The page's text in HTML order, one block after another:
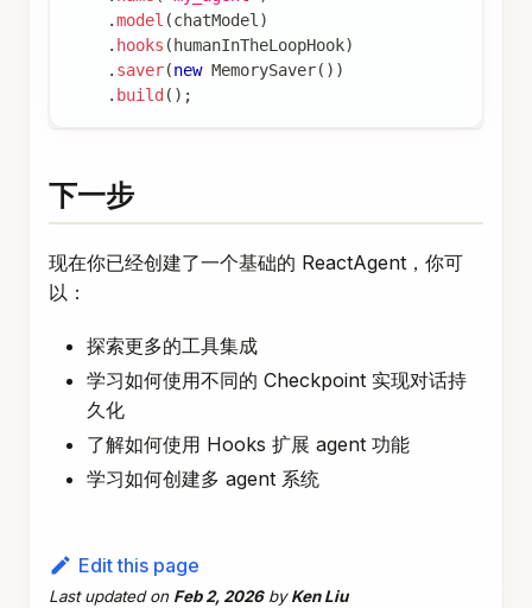
.model (chatModel )
. hooks ( humanInTheLoopHook)
. saver(new MemorySaver( ) )
. build ( ) ;
下一步
现在你已经创建了一个基础的 ReactAgent，你可
以：
探索更多的工具集成
学习如何使用不同的 Checkpoint 实现对话持
久化
了解如何使用 Hooks 扩展 agent 功能
学习如何创建多 agent 系统
Edit this page
Last updatedon Feb 2, 2026byKen Liu